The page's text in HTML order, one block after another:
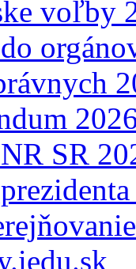
voľby
SR